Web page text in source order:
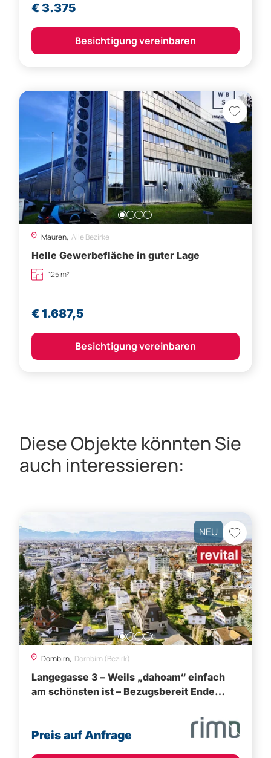
€ 3.375
Besichtigung vereinbaren
Mauren, Alle Bezirke
Helle Gewerbefläche in guter Lage
125 m²
€ 1.687,5
Besichtigung vereinbaren
auch interessieren:
Dornbirn,Dornbirn (Bezirk)
Langegasse 3 – Weils „dahoam“ einfach
2026
Besichtigung vereinbaren